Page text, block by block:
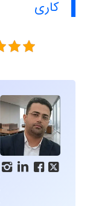
کاری
   